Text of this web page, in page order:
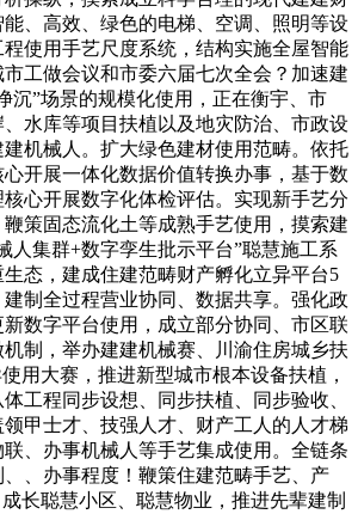
、高效、绿色的电梯、空调、照明等设
使用手艺尺度系统，结构实施全屋智能
工做会议和市委六届七次全会？加速建
沉”场景的规模化使用，正在衡宇、市
水库等项目扶植以及地灾防治、市政设
机械人。扩大绿色建材使用范畴。依托
开展一体化数据价值转换办事，基于数
心开展数字化体检评估。实现新手艺分
策固态流化土等成熟手艺使用，摸索建
人集群+数字孪生批示平台”聪慧施工系
态，建成住建范畴财产孵化立异平台5
制全过程营业协同、数据共享。强化政
数字平台使用，成立部分协同、市区联
制，举办建建机械赛、川渝住房城乡扶
用大赛，推进新型城市根本设备扶植，
工程同步设想、同步扶植、同步验收、
甲士才、技强人才、财产工人的人才梯
、办事机械人等手艺集成使用。全链条
、办事程度！鞭策住建范畴手艺、产
长聪慧小区、聪慧物业，推进先辈建制